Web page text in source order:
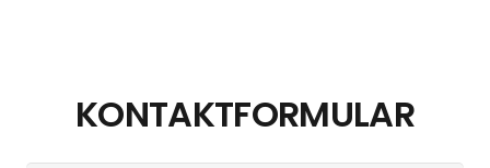
KONTAKTFORMULAR